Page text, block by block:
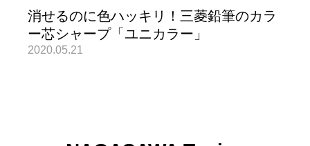
消せるのに色ハッキリ！三菱鉛筆のカラ
ー芯シャープ「ユニカラー」
2020.05.21